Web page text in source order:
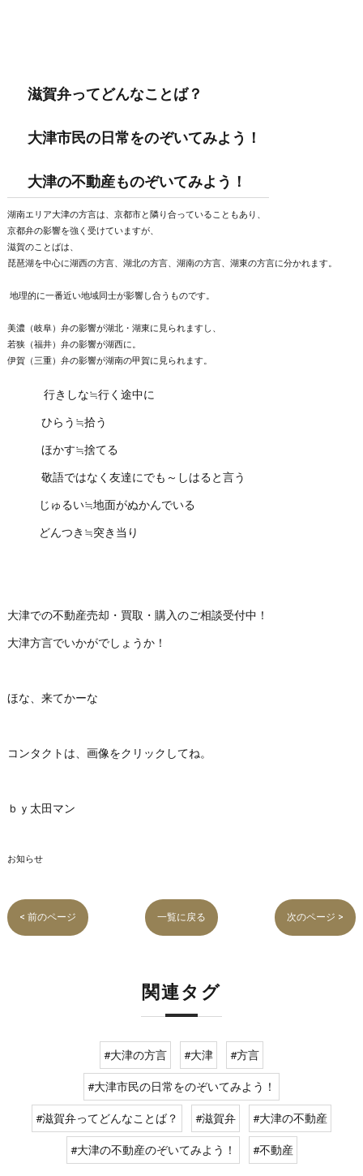
滋賀弁ってどんなことば？
大津市民の日常をのぞいてみよう！
大津の不動産ものぞいてみよう！
湖南エリア大津の方言は、京都市と隣り合っていることもあり、
京都弁の影響を強く受けていますが、
滋賀のことばは、
琵琶湖を中心に湖西の方言、湖北の方言、湖南の方言、湖東の方言に分かれます。
地理的に一番近い地域同士が影響し合うものです。
美濃（岐阜）弁の影響が湖北・湖東に見られますし、
若狭（福井）弁の影響が湖西に。
伊賀（三重）弁の影響が湖南の甲賀に見られます。
行きしな≒行く途中に
ひらう≒拾う
ほかす≒捨てる
敬語ではなく友達にでも～しはると言う
じゅるい≒地面がぬかんでいる
どんつき≒突き当り
大津での不動産売却・買取・購入のご相談受付中！
大津方言でいかがでしょうか！
ほな、来てかーな
コンタクトは、画像をクリックしてね。
ｂｙ太田マン
お知らせ
< 前のページ 一覧に戻る 次のページ >
関連タグ
#大津の方言 #大津 #方言
#大津市民の日常をのぞいてみよう！
#滋賀弁ってどんなことば？ #滋賀弁 #大津の不動産
#大津の不動産のぞいてみよう！ #不動産